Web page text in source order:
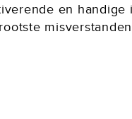
en